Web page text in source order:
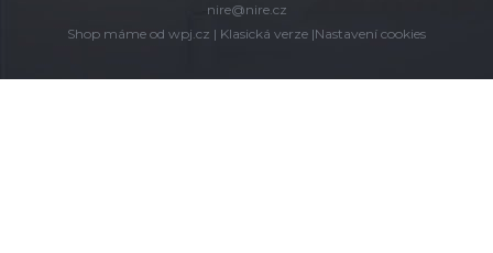
nire@nire.cz
Shop máme od wpj.cz | Klasická verze |Nastavení cookies